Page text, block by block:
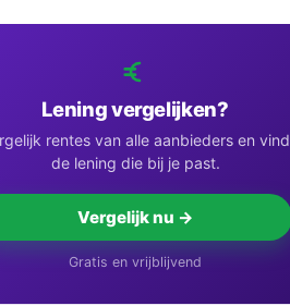
Lening vergelijken?
rentes van alle aanbieders en vind
de lening die bij je past.
Vergelijk nu →
Gratis en vrijblijvend